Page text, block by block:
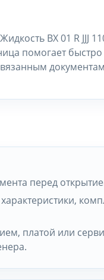
BX 01 R JJJ
помогает
перед
платой или